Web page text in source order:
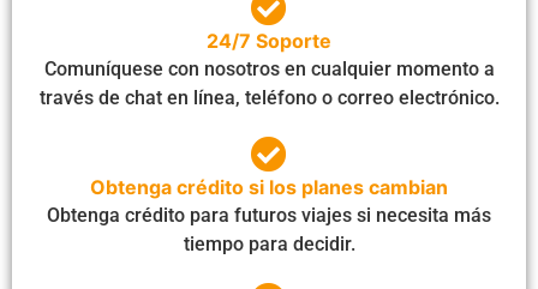
24/7 Soporte
Comuníquese con nosotros en cualquier momento a
través de chat en línea, teléfono o correo electrónico.
Obtenga crédito si los planes cambian
Obtenga crédito para futuros viajes si necesita más
tiempo para decidir.